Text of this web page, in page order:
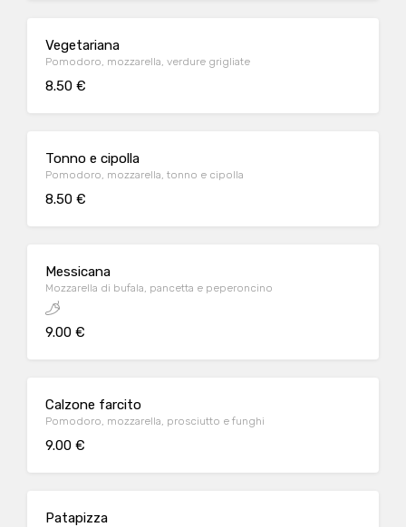
Vegetariana
Pomodoro, mozzarella, verdure grigliate
8.50 €
Tonno e cipolla
Pomodoro, mozzarella, tonno e cipolla
8.50 €
Messicana
Mozzarella di bufala, pancetta e peperoncino
9.00 €
Calzone farcito
Pomodoro, mozzarella, prosciutto e funghi
9.00 €
Patapizza